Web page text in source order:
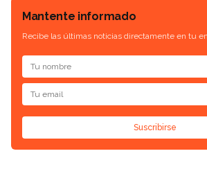
Mantente informado
Recibe las últimas noticias directamente en tu
Suscribirse